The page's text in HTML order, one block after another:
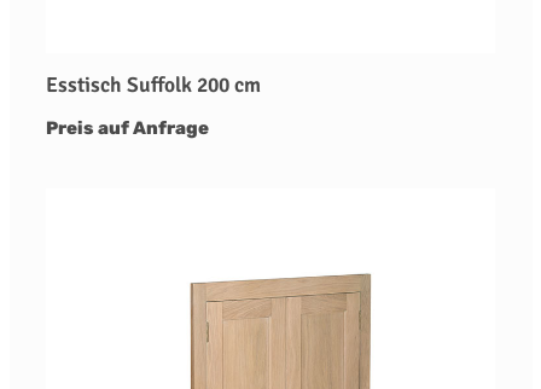
Esstisch Suffolk 200 cm
Preis auf Anfrage